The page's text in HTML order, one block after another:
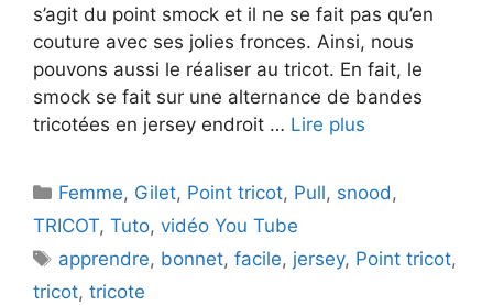
s’agit du point smock et il ne se fait pas qu’en
couture avec ses jolies fronces. Ainsi, nous
pouvons aussi le réaliser au tricot. En fait, le
smock se fait sur une alternance de bandes
tricotées en jersey endroit … Lire plus
Catégories
Femme, Gilet, Point tricot, Pull, snood,
TRICOT, Tuto, vidéo You Tube
Étiquettes
apprendre, bonnet,facile, jersey, Point tricot,
tricot, tricote